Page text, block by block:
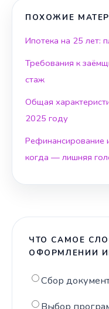
ПОХОЖИЕ
Ипотека на 25 лет:
Требования к
стаж
Общая
2025 году
Рефинансирование
когда — лишняя
ЧТО САМОЕ
ОФОРМЛЕНИИ
Сбор